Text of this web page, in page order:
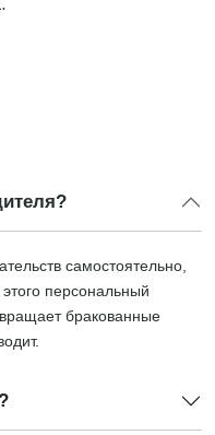
самостоятельно,
персональный
бракованные